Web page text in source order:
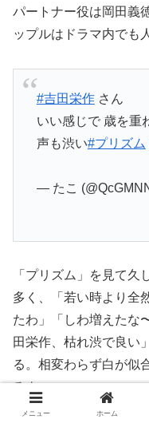
パートナー役は岡田義
ップルはドラマ内でも
#吉田栄作さん
いい感じで 歳を重
声も渋い#プリズム
— たこ
「プリズム」を見て久
多く、「若い時より全
たわ」「しわ増えたな
田栄作、枯れ渋で良い
る。相変わらず白が似
るよ。
メニュー ホーム